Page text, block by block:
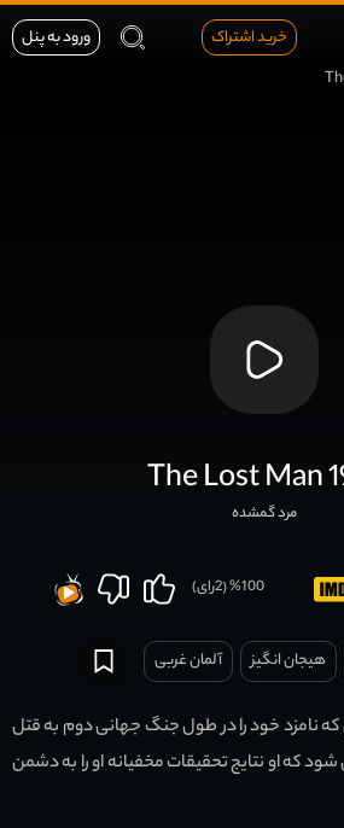
خرید اشتراک ورود به پنل
The Lost Man
مرد گمشده
100
% (
2رای)
هیجان انگیز آلمان غربی
که نامزد خود را در طول جنگ جهانی دوم به قتل
که او نتایج تحقیقات مخفیانه او را به دشمن